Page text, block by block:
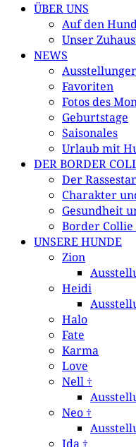
ÜBER UNS
Auf den
Unser
NEWS
Favoriten
Fotos des
Geburtstage
Saisonales
Urlaub mit
DER BORDER
Der
Charakter
Gesundheit
Border Collie
UNSERE HUNDE
Zion
Heidi
Halo
Fate
Karma
Love
Nell †
Neo †
Ida †